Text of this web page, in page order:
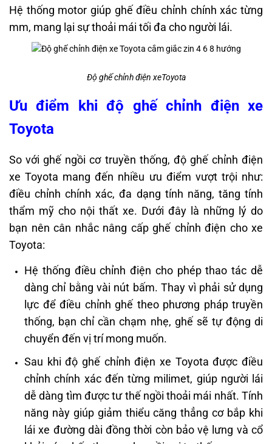
Hệ thống motor giúp ghế điều chỉnh chính xác từng
mm, mang lại sự thoải mái tối đa cho người lái.
Độ ghế chỉnh điện xeToyota
Ưu điểm khi độ ghế chỉnh điện xe
Toyota
So với ghế ngồi cơ truyền thống, độ ghế chỉnh điện
xe Toyota mang đến nhiều ưu điểm vượt trội như:
điều chỉnh chính xác, đa dạng tính năng, tăng tính
thẩm mỹ cho nội thất xe. Dưới đây là những lý do
bạn nên cân nhắc nâng cấp ghế chỉnh điện cho xe
Toyota:
Hệ thống điều chỉnh điện cho phép thao tác dễ
dàng chỉ bằng vài nút bấm. Thay vì phải sử dụng
lực để điều chỉnh ghế theo phương pháp truyền
thống, bạn chỉ cần chạm nhẹ, ghế sẽ tự động di
chuyển đến vị trí mong muốn.
Sau khi độ ghế chỉnh điện xe Toyota được điều
chỉnh chính xác đến từng milimet, giúp người lái
dễ dàng tìm được tư thế ngồi thoải mái nhất. Tính
năng này giúp giảm thiểu căng thẳng cơ bắp khi
lái xe đường dài đồng thời còn bảo vệ lưng và cổ